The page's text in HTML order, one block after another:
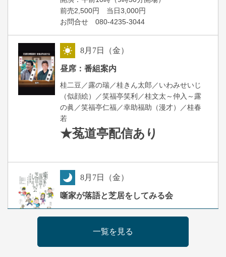
前売2,500円 当日3,000円
お問合せ 080-4235-3044
8月 7日（金）
昼席：番組案内
桂二豆／露の瑞／桂きん太郎／いわみせいじ
（似顔絵）／笑福亭笑利／桂文太～仲入～露
の眞／笑福亭仁福／幸助福助（漫才）／桂春
若
★菟道亭配信あり
8月 7日（金）
噺家が落語と芝居をしてみる会
桂米之助／桂団治郎／桂弥太郎／桂米舞／是
開演：午後6時30分（6時開場）全席指定
前売3,500円 当日4,000円
一覧を見る